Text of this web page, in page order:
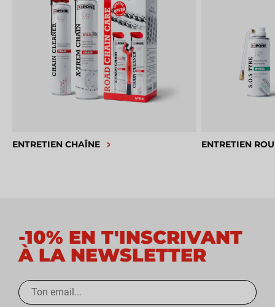
ENTRETIEN CHAÎNE ENTRETIEN
-10% EN T'INSCRIVANT
À LA NEWSLETTER